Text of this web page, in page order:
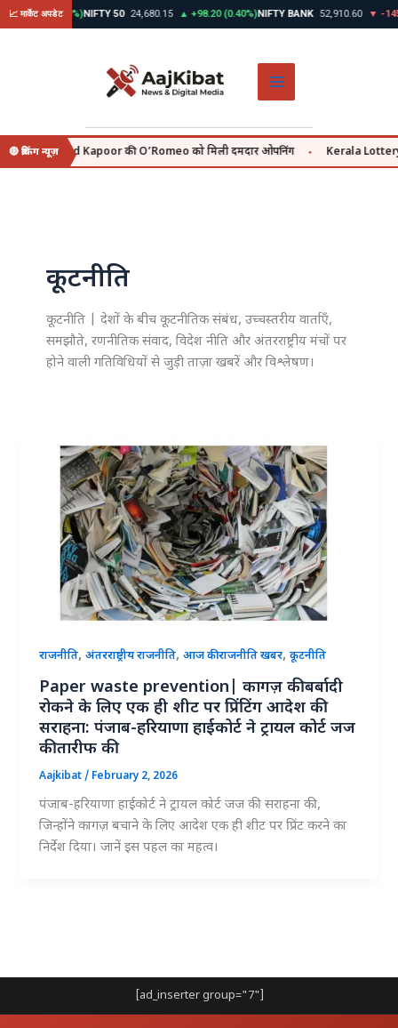
Skip
to
📈 मार्केट अपडेट
(0.39%)NIFTY 50 24,680.15 ▲ +98.20 (0.40%)NIFTY BANK 52,910.60 ▼ -
🔴 ब्रेकिंग न्यूज़
Shahid Kapoor की O’Romeo को मिली दमदार ओपनिंग Kerala Lottery
कूटनीति
कूटनीति | देशों के बीच कूटनीतिक संबंध, उच्चस्तरीय वार्ताएँ,
समझौते, रणनीतिक संवाद, विदेश नीति और अंतरराष्ट्रीय मंचों पर
होने वाली गतिविधियों से जुड़ी ताज़ा खबरें और विश्लेषण।
राजनीति,अंतरराष्ट्रीय राजनीति,आज की राजनीति खबर,कूटनीति
Paper waste prevention| कागज़ की बर्बादी
रोकने के लिए एक ही शीट पर प्रिंटिंग आदेश की
सराहना: पंजाब-हरियाणा हाईकोर्ट ने ट्रायल कोर्ट जज
की तारीफ की
Aajkibat/ February 2, 2026
पंजाब-हरियाणा हाईकोर्ट ने ट्रायल कोर्ट जज की सराहना की,
जिन्होंने कागज़ बचाने के लिए आदेश एक ही शीट पर प्रिंट करने का
निर्देश दिया। जानें इस पहल का महत्व।
[ad_inserter group="7"]